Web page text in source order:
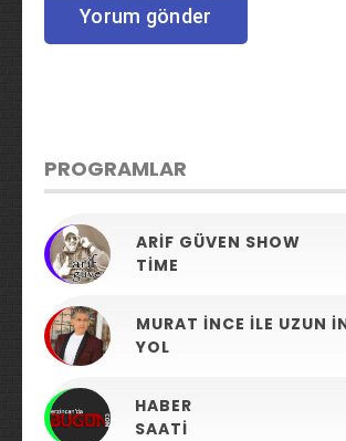
PROGRAMLAR
ARIF GÜVEN SHOW
TIME
MURAT İNCE ILE UZUN
YOL
HABER
SAATI